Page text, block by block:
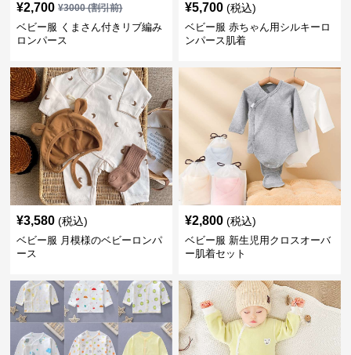
¥2,700 ¥3000(割引前)
ベビー服 くまさん付きリブ編み
ロンパース
¥5,700 (税込)
ベビー服 赤ちゃん用シルキーロ
ンパース肌着
¥3,580 (税込)
ベビー服 月模様のベビーロンパ
ース
¥2,800 (税込)
ベビー服 新生児用クロスオーバ
ー肌着セット